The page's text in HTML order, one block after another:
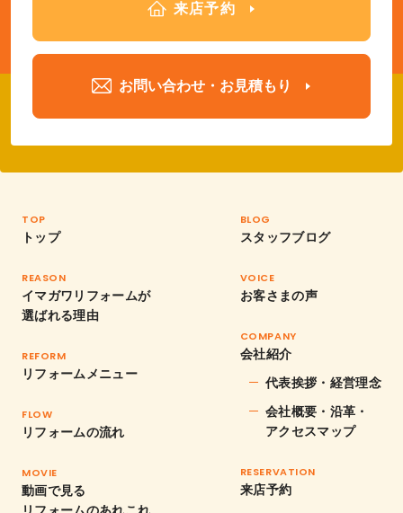
来店予約
お問い合わせ・お見積もり
TOP
トップ
REASON
イマガワリフォームが
選ばれる理由
REFORM
リフォームメニュー
FLOW
リフォームの流れ
MOVIE
動画で見る
リフォームのあれこれ
BLOG
スタッフブログ
VOICE
お客さまの声
COMPANY
会社紹介
代表挨拶・経営理念
会社概要・沿革・
アクセスマップ
RESERVATION
来店予約